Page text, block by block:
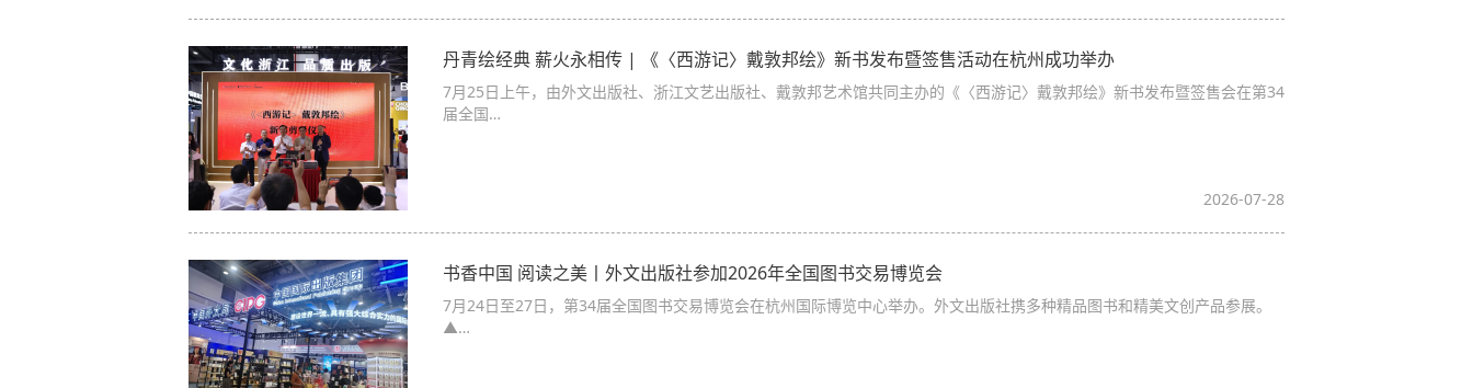
丹青绘经典 薪火永相传 | 《〈西游记〉戴敦邦绘》新书发布暨签售活动在杭州成功举办
7月25日上午，由外文出版社、浙江文艺出版社、戴敦邦艺术馆共同主办的《〈西游记〉戴敦邦绘》新书发布暨签售会在第34
届全国…
2026-07-28
书香中国 阅读之美丨外文出版社参加2026年全国图书交易博览会
7月24日至27日，第34届全国图书交易博览会在杭州国际博览中心举办。外文出版社携多种精品图书和精美文创产品参展。
▲…